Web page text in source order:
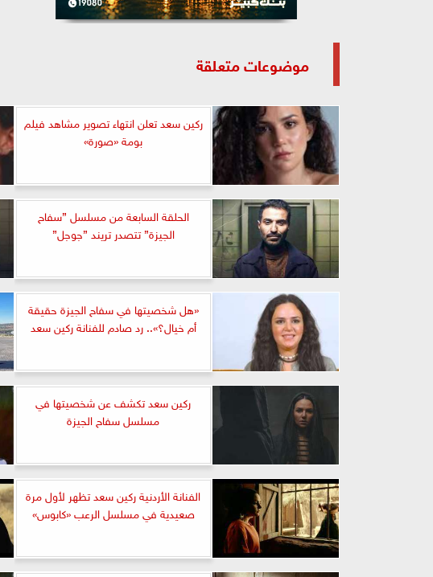
موضوعات متعلقة
ركين سعد تعلن انتهاء تصوير مشاهد فيلم
بومة «صورة»
الحلقة السابعة من مسلسل ”سفاح
الجيزة” تتصدر تريند ”جوجل”
«هل شخصيتها في سفاح الجيزة حقيقة
أم خيال؟».. رد صادم للفنانة ركين سعد
ركين سعد تكشف عن شخصيتها في
مسلسل سفاح الجيزة
الفنانة الأردنية ركين سعد تظهر لأول مرة
صعيدية في مسلسل الرعب «كابوس»